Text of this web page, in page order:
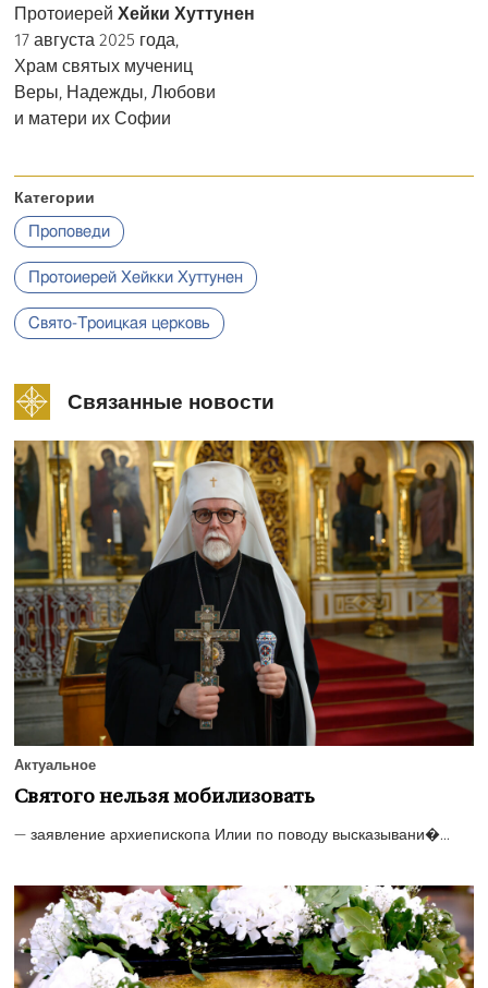
ПротоиерейХейки Хуттунен
17 августа 2025 года,
Храм святых мучениц
Веры, Надежды, Любови
и матери их Софии
Категории
Проповеди
Протоиерей Хейкки Хуттунен
Свято-Троицкая церковь
Связанные новости
Актуальное
Святого нельзя мобилизовать
— заявление архиепископа Илии по поводу высказывани�...